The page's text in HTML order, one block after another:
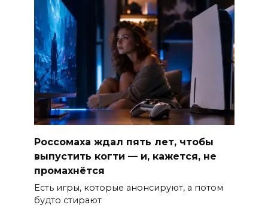
Россомаха ждал пять лет, чтобы
выпустить когти — и, кажется, не
промахнётся
Есть игры, которые анонсируют, а потом
будто стирают